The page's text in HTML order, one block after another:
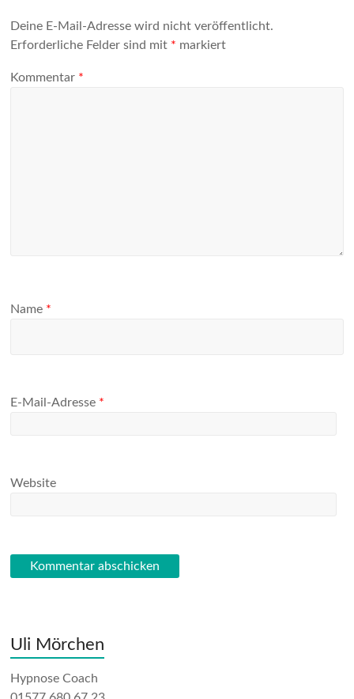
Deine E-Mail-Adresse wird nicht veröffentlicht.
Erforderliche Felder sind mit * markiert
Kommentar *
Name *
E-Mail-Adresse *
Website
Uli Mörchen
Hypnose Coach